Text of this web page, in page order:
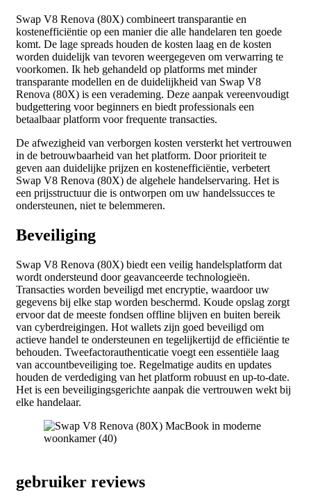
Swap V8 Renova (80X) combineert transparantie en
kostenefficiëntie op een manier die alle handelaren ten goede
komt. De lage spreads houden de kosten laag en de kosten
worden duidelijk van tevoren weergegeven om verwarring te
voorkomen. Ik heb gehandeld op platforms met minder
transparante modellen en de duidelijkheid van Swap V8
Renova (80X) is een verademing. Deze aanpak vereenvoudigt
budgettering voor beginners en biedt professionals een
betaalbaar platform voor frequente transacties.
De afwezigheid van verborgen kosten versterkt het vertrouwen
in de betrouwbaarheid van het platform. Door prioriteit te
geven aan duidelijke prijzen en kostenefficiëntie, verbetert
Swap V8 Renova (80X) de algehele handelservaring. Het is
een prijsstructuur die is ontworpen om uw handelssucces te
ondersteunen, niet te belemmeren.
Beveiliging
Swap V8 Renova (80X) biedt een veilig handelsplatform dat
wordt ondersteund door geavanceerde technologieën.
Transacties worden beveiligd met encryptie, waardoor uw
gegevens bij elke stap worden beschermd. Koude opslag zorgt
ervoor dat de meeste fondsen offline blijven en buiten bereik
van cyberdreigingen. Hot wallets zijn goed beveiligd om
actieve handel te ondersteunen en tegelijkertijd de efficiëntie te
behouden. Tweefactorauthenticatie voegt een essentiële laag
van accountbeveiliging toe. Regelmatige audits en updates
houden de verdediging van het platform robuust en up-to-date.
Het is een beveiligingsgerichte aanpak die vertrouwen wekt bij
elke handelaar.
gebruiker reviews